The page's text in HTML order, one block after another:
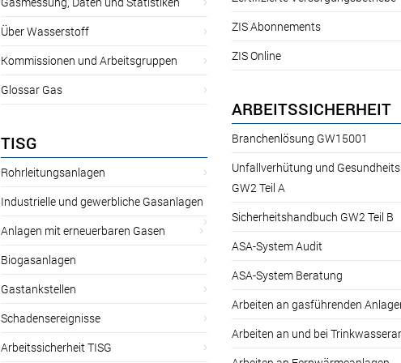
Über Wasserstoff
Kommissionen und Arbeitsgruppen
Glossar Gas
TISG
Rohrleitungsanlagen
Industrielle und gewerbliche Gasanlagen
Anlagen mit erneuerbaren Gasen
Biogasanlagen
Gastankstellen
Schadensereignisse
Arbeitssicherheit TISG
ZIS Abonnements
ZIS Online
ARBEITSSICHERHEIT
Branchenlösung GW15001
Unfallverhütung und
GW2 Teil A
Sicherheitshandbuch GW2 Teil B
ASA-System Audit
ASA-System Beratung
Arbeiten an gasführenden
Arbeiten an und bei